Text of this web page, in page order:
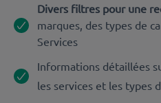
Divers filtres pour une
marques, des types de
Services
Informations détaillées
les services et les types